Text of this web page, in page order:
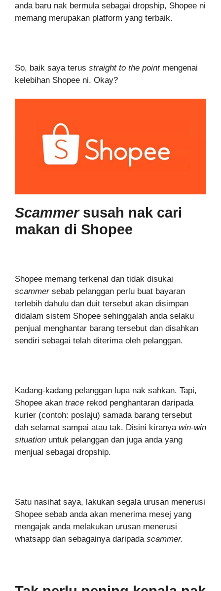
anda baru nak bermula sebagai dropship, Shopee ni
memang merupakan platform yang terbaik.
So, baik saya terus straight to the point mengenai
kelebihan Shopee ni. Okay?
Scammer susah nak cari
makan di Shopee
Shopee memang terkenal dan tidak disukai
scammer sebab pelanggan perlu buat bayaran
terlebih dahulu dan duit tersebut akan disimpan
didalam sistem Shopee sehinggalah anda selaku
penjual menghantar barang tersebut dan disahkan
sendiri sebagai telah diterima oleh pelanggan.
Kadang-kadang pelanggan lupa nak sahkan. Tapi,
Shopee akan trace rekod penghantaran daripada
kurier (contoh: poslaju) samada barang tersebut
dah selamat sampai atau tak. Disini kiranya win-win
situation untuk pelanggan dan juga anda yang
menjual sebagai dropship.
Satu nasihat saya, lakukan segala urusan menerusi
Shopee sebab anda akan menerima mesej yang
mengajak anda melakukan urusan menerusi
whatsapp dan sebagainya daripada scammer.